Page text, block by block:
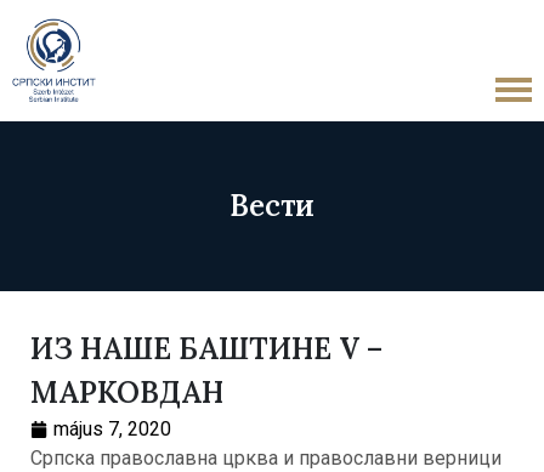
Вести
ИЗ НАШЕ БАШТИНЕ V –
МАРКОВДАН
május 7, 2020
Српска православна црква и православни верници